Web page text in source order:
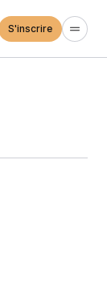
S'inscrire